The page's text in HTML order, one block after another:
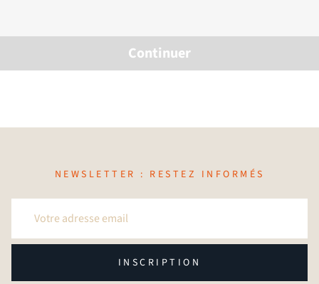
Continuer
NEWSLETTER : RESTEZ INFORMÉS
INSCRIPTION